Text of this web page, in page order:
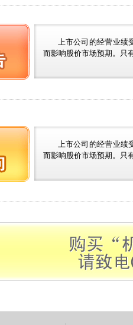
上市公司的经营业绩
而影响股价市场预期。只
上市公司的经营业绩
而影响股价市场预期。只